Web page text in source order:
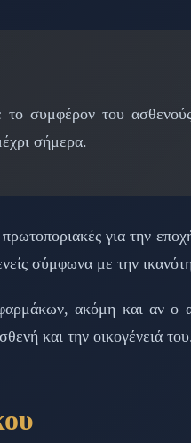
το συμφέρον του
σήμερα.
για την
σύμφωνα με την
ακόμη και αν ο
και την οικογένειά